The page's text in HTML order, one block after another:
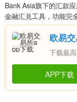
Bank Asia旗下的汇款
金融汇兑工具，功能完
欧易
下载最
APP下载